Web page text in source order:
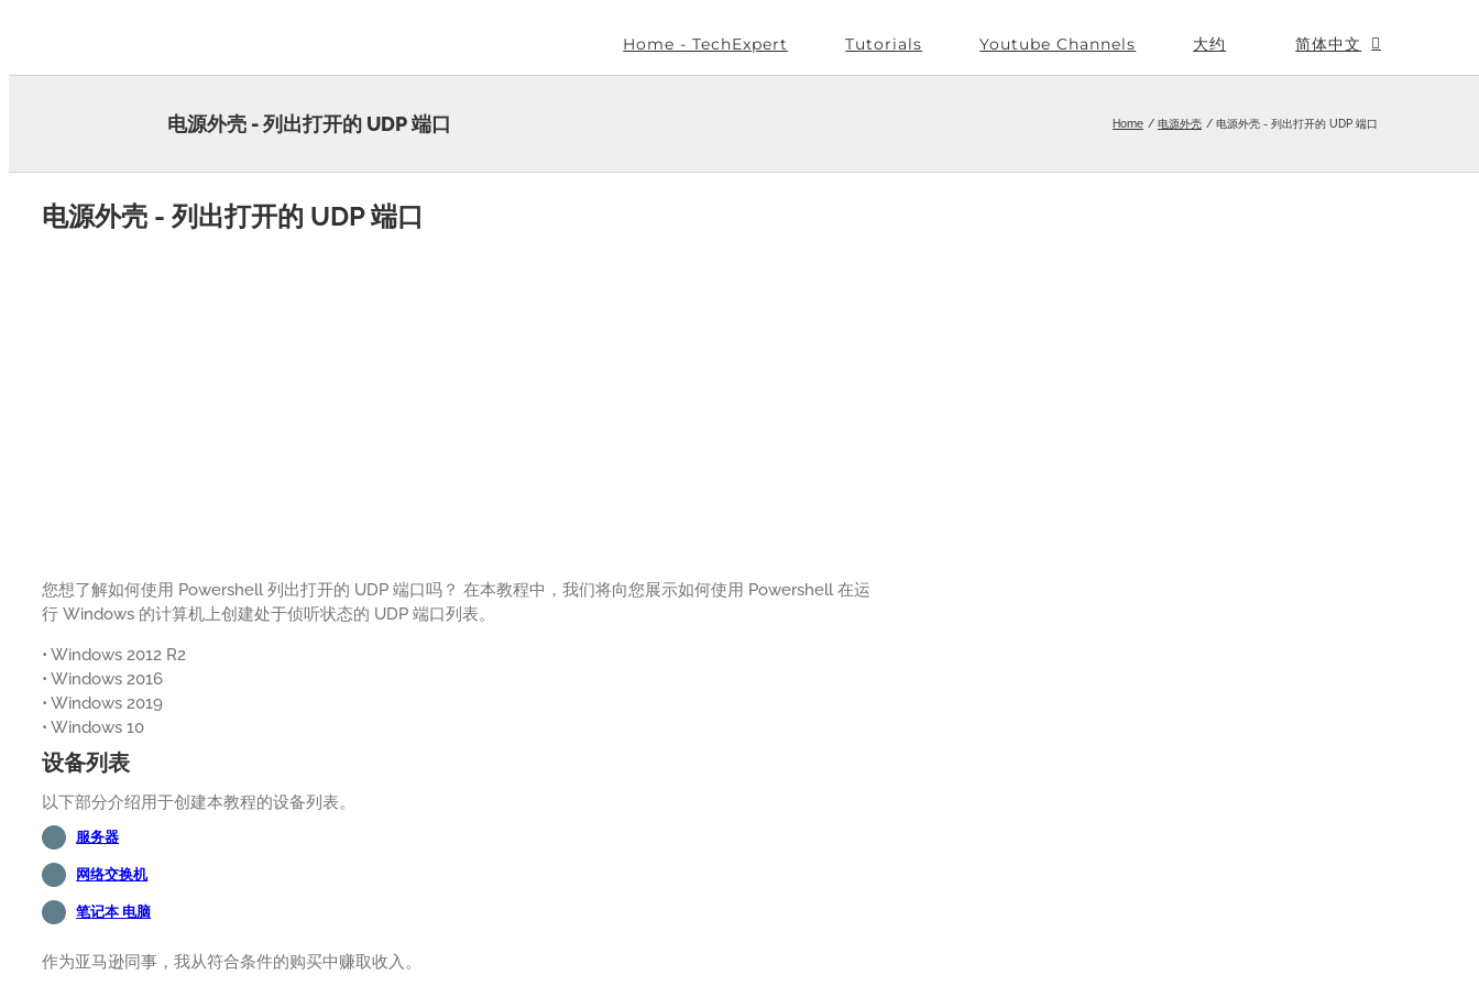
Home - TechExpert Tutorials Youtube Channels 大约 简体中文
电源外壳 - 列出打开的 UDP 端口 Home 电源外壳 电源外壳 - 列出打开的 UDP 端口
电源外壳 - 列出打开的 UDP 端口
您想了解如何使用 Powershell 列出打开的 UDP 端口吗？ 在本教程中，我们将向您展示如何使用 Powershell 在运
行 Windows 的计算机上创建处于侦听状态的 UDP 端口列表。
• Windows 2012 R2
• Windows 2016
• Windows 2019
• Windows 10
设备列表
以下部分介绍用于创建本教程的设备列表。
服务器
网络交换机
笔记本 电脑
作为亚马逊同事，我从符合条件的购买中赚取收入。